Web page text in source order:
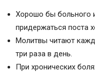
Молитва Господу
Молитва Господу от
Молитва Господу
Молитва на всякую
Хорошо бы больного
придержаться поста
Молитвы читают
три раза в день.
При хронических